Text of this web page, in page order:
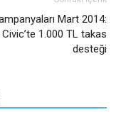
Mart 2014:
1.000 TL takas
desteği